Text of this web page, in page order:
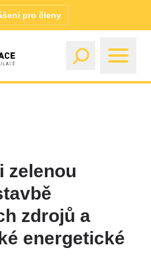
pro členy
zelenou
zdrojů a
energetické